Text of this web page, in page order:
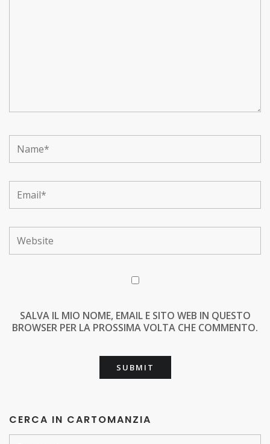
SALVA IL MIO NOME, EMAIL E SITO WEB IN QUESTO
BROWSER PER LA PROSSIMA VOLTA CHE COMMENTO.
CERCA IN CARTOMANZIA